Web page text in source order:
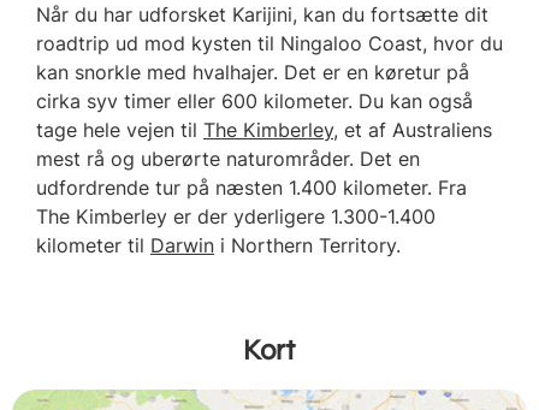
Når du har udforsket Karijini, kan du fortsætte dit
roadtrip ud mod kysten til Ningaloo Coast, hvor du
kan snorkle med hvalhajer. Det er en køretur på
cirka syv timer eller 600 kilometer. Du kan også
tage hele vejen til The Kimberley, et af Australiens
mest rå og uberørte naturområder. Det en
udfordrende tur på næsten 1.400 kilometer. Fra
The Kimberley er der yderligere 1.300-1.400
kilometer til Darwin i Northern Territory.
Kort